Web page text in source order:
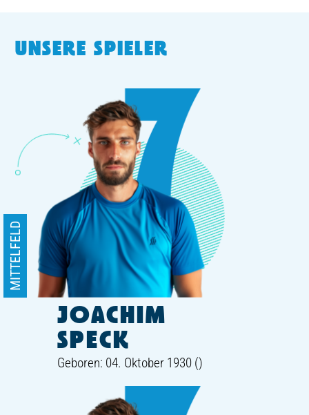
UNSERE SPIELER
JOACHIM
SPECK
MITTELFELD
Geboren: 04. Oktober 1930 ()